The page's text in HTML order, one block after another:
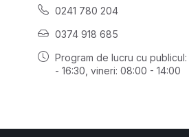
0241 780 204
0374 918 685
Program de lucru cu publicul:
- 16:30 , vineri: 08:00 - 14:00